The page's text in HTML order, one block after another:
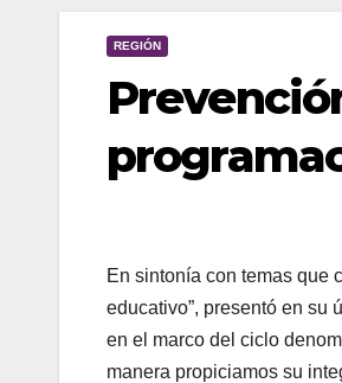
REGIÓN
En sintonía con temas que
educativo”, presentó en su
en el marco del ciclo
manera propiciamos su